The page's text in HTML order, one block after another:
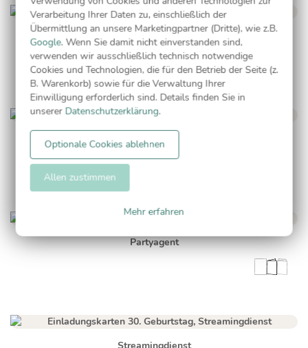
Partyzone
Pinnwand
Partyagent
Verarbeitung Ihrer Daten zu, einschließlich der
Übermittlung an unsere Marketingpartner (Dritte), wie z.B.
Google. Wenn Sie damit nicht einverstanden sind,
verwenden wir ausschließlich technisch notwendige
Cookies und Technologien, die für den Betrieb der Seite (z.
B. Warenkorb) sowie für die Verwaltung Ihrer
Einwilligung erforderlich sind. Details finden Sie in
unserer Datenschutzerklärung.
Mehr erfahren
Optionale Cookies ablehnen
Allen zustimmen